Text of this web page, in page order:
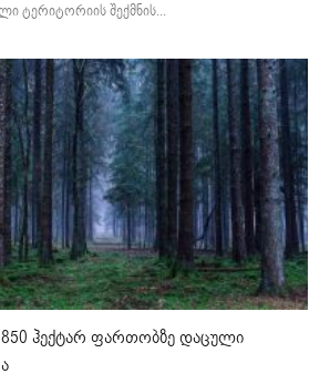
ტერიტორიის შექმნის...
ჰექტარ ფართობზე დაცული